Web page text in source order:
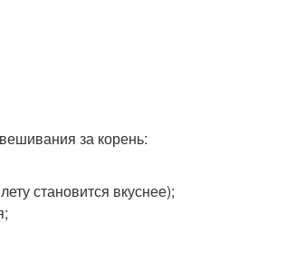
за корень:
становится вкуснее);